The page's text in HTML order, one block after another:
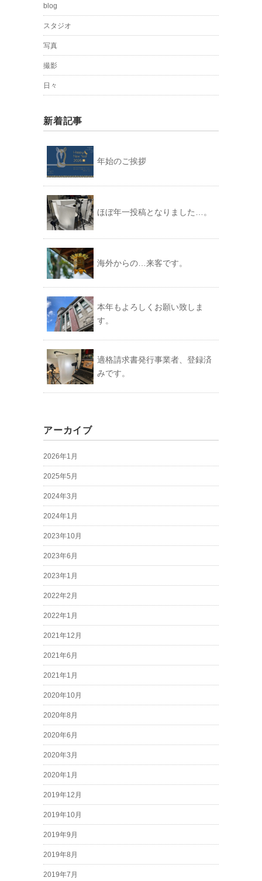
blog
スタジオ
写真
撮影
日々
新着記事
年始のご挨拶
ほぼ年一投稿となりました…。
海外からの…来客です。
本年もよろしくお願い致しま
す。
適格請求書発行事業者、登録済
みです。
アーカイブ
2026年1月
2025年5月
2024年3月
2024年1月
2023年10月
2023年6月
2023年1月
2022年2月
2022年1月
2021年12月
2021年6月
2021年1月
2020年10月
2020年8月
2020年6月
2020年3月
2020年1月
2019年12月
2019年10月
2019年9月
2019年8月
2019年7月